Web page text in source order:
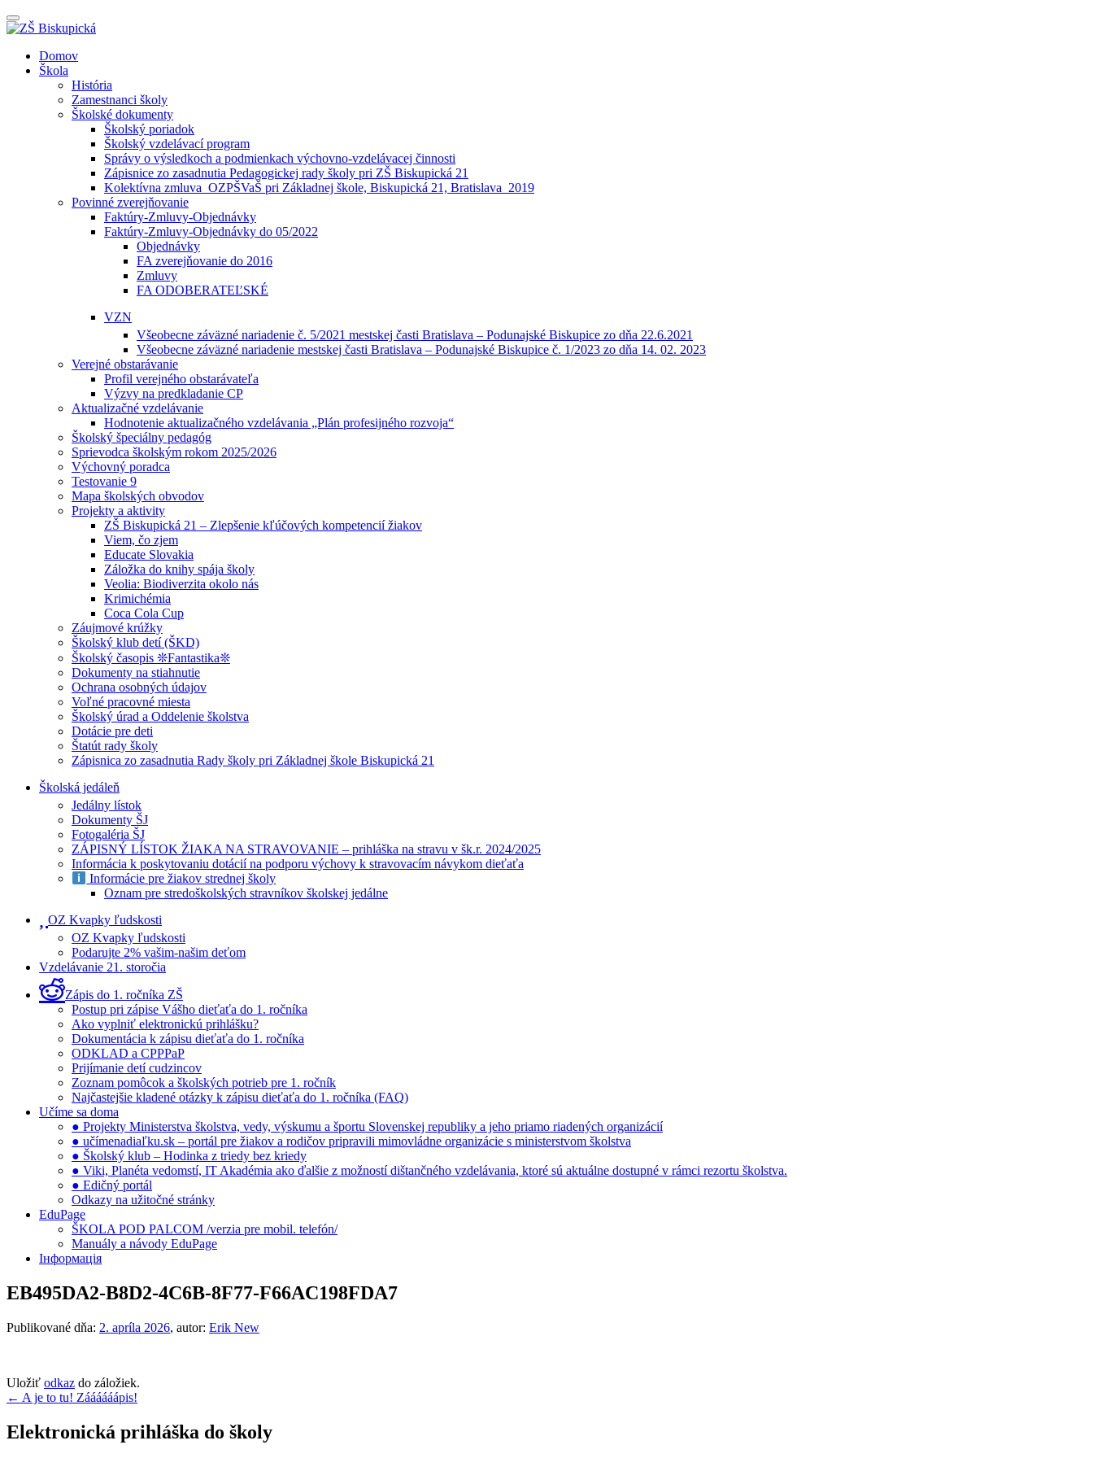
Prepínateľná
navigácia
Prejsť
Domov
Škola
História
Zamestnanci školy
Školské dokumenty
Školský poriadok
Školský vzdelávací program
Správy o výsledkoch a podmienkach výchovno-vzdelávacej činnosti
Zápisnice zo zasadnutia Pedagogickej rady školy pri ZŠ Biskupická 21
Kolektívna zmluva_OZPŠVaŠ pri Základnej škole, Biskupická 21, Bratislava_2019
Povinné zverejňovanie
Faktúry-Zmluvy-Objednávky
Faktúry-Zmluvy-Objednávky do 05/2022
Objednávky
FA zverejňovanie do 2016
Zmluvy
FA ODOBERATEĽSKÉ
VZN
Všeobecne záväzné nariadenie č. 5/2021 mestskej časti Bratislava – Podunajské Biskupice zo dňa 22.6.2021
Všeobecne záväzné nariadenie mestskej časti Bratislava – Podunajské Biskupice č. 1/2023 zo dňa 14. 02. 2023
Verejné obstarávanie
Profil verejného obstarávateľa
Výzvy na predkladanie CP
Aktualizačné vzdelávanie
Hodnotenie aktualizačného vzdelávania „Plán profesijného rozvoja“
Školský špeciálny pedagóg
Sprievodca školským rokom 2025/2026
Výchovný poradca
Testovanie 9
Mapa školských obvodov
Projekty a aktivity
ZŠ Biskupická 21 – Zlepšenie kľúčových kompetencií žiakov
Viem, čo zjem
Educate Slovakia
Záložka do knihy spája školy
Veolia: Biodiverzita okolo nás
Krimichémia
Coca Cola Cup
Záujmové krúžky
Školský klub detí (ŠKD)
Školský časopis ❊Fantastika❊
Dokumenty na stiahnutie
Ochrana osobných údajov
Voľné pracovné miesta
Školský úrad a Oddelenie školstva
Dotácie pre deti
Štatút rady školy
Zápisnica zo zasadnutia Rady školy pri Základnej škole Biskupická 21
Školská jedáleň
Jedálny lístok
Dokumenty ŠJ
Fotogaléria ŠJ
ZÁPISNÝ LÍSTOK ŽIAKA NA STRAVOVANIE – prihláška na stravu v šk.r. 2024/2025
Informácia k poskytovaniu dotácií na podporu výchovy k stravovacím návykom dieťaťa
Informácie pre žiakov strednej školy
Oznam pre stredoškolských stravníkov školskej jedálne
OZ Kvapky ľudskosti
OZ Kvapky ľudskosti
Podarujte 2% vašim-našim deťom
Vzdelávanie 21. storočia
Zápis do 1. ročníka ZŠ
Postup pri zápise Vášho dieťaťa do 1. ročníka
Ako vyplniť elektronickú prihlášku?
Dokumentácia k zápisu dieťaťa do 1. ročníka
ODKLAD a CPPPaP
Prijímanie detí cudzincov
Zoznam pomôcok a školských potrieb pre 1. ročník
Najčastejšie kladené otázky k zápisu dieťaťa do 1. ročníka (FAQ)
Učíme sa doma
● Projekty Ministerstva školstva, vedy, výskumu a športu Slovenskej republiky a jeho priamo riadených organizácií
● učímenadiaľku.sk – portál pre žiakov a rodičov pripravili mimovládne organizácie s ministerstvom školstva
● Školský klub – Hodinka z triedy bez kriedy
● Viki, Planéta vedomstí, IT Akadémia ako ďalšie z možností dištančného vzdelávania, ktoré sú aktuálne dostupné v rámci rezortu školstva.
● Edičný portál
Odkazy na užitočné stránky
EduPage
ŠKOLA POD PALCOM /verzia pre mobil. telefón/
Manuály a návody EduPage
Інформація
EB495DA2-B8D2-4C6B-8F77-F66AC198FDA7
Publikované dňa: 2. apríla 2026, autor: Erik New
Uložiť odkaz do záložiek.
Navigácia
v
článku
← A je to tu! Záááááápis!
Elektronická prihláška do školy